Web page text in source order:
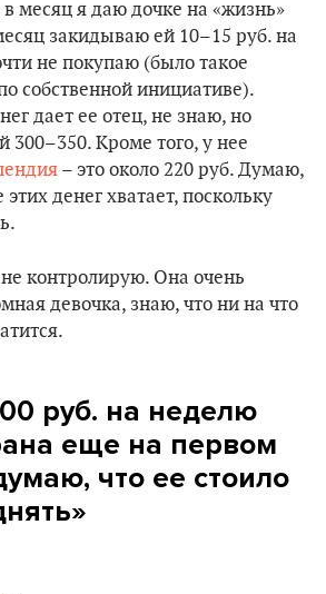
месяц я даю дочке на «жизнь»
закидываю ей 10–15 руб. на
не покупаю (было такое
собственной инициативе).
дает ее отец, не знаю, но
300–350. Кроме того, у нее
– это около 220 руб. Думаю,
денег хватает, поскольку
контролирую. Она очень
девочка, знаю, что ни на что
руб. на неделю
еще на первом
что ее стоило